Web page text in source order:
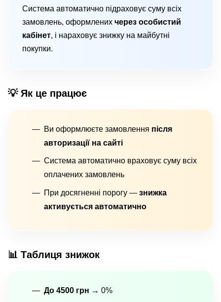
Система автоматично підраховує суму всіх
замовлень, оформлених через особистий
кабінет, і нараховує знижку на майбутні
покупки.
💡 Як це працює
Ви оформлюєте замовлення після
авторизації на сайті
Система автоматично враховує суму всіх
оплачених замовлень
При досягненні порогу — знижка
активується автоматично
📊 Таблиця знижок
До 4500 грн → 0%